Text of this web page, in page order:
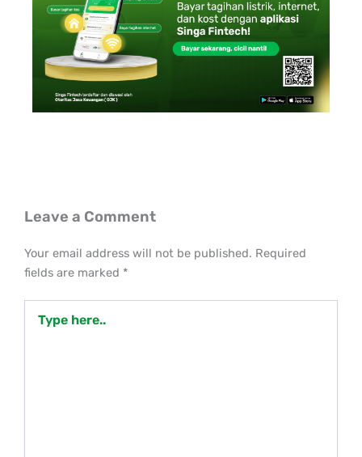
Leave a Comment
Your email address will not be published. Required
fields are marked *
here..